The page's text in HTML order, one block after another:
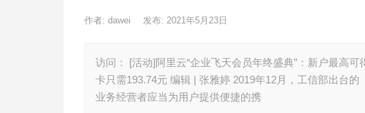
作者: dawei 发布: 2021年5月23日
访问： [活动]阿里云“企业飞天会员年终盛典”：新户最高
卡只需193.74元 编辑 | 张雅婷 2019年12月，工信部出台
业务经营者应当为用户提供便捷的携